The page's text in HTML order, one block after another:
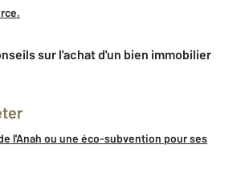
sur l'achat d'un bien immobilier
l'Anah ou une éco-subvention pour ses